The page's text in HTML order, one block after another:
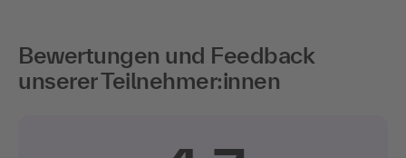
Bewertungen und Feedback
unserer Teilnehmer:innen